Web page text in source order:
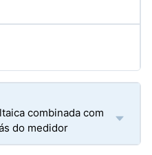
combinada com
do medidor